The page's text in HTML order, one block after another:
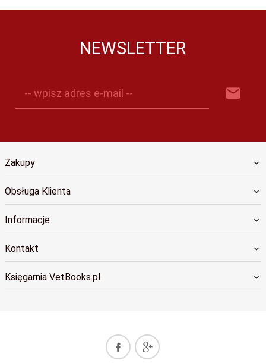
NEWSLETTER
-- wpisz adres e-mail --
Zakupy
Obsługa Klienta
Informacje
Kontakt
Księgarnia VetBooks.pl